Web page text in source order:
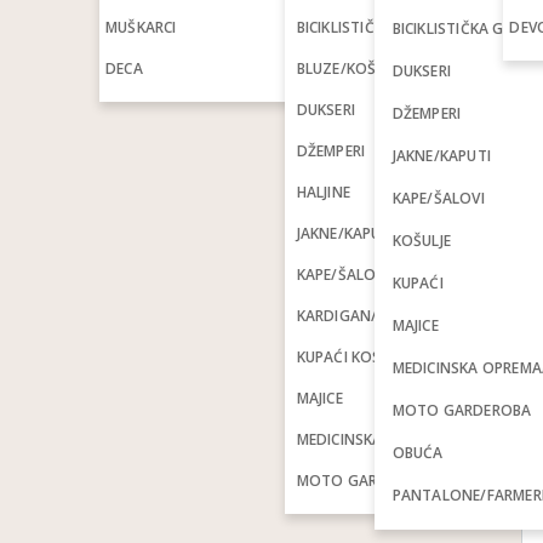
MUŠKARCI
DECA
BICIKLISTIČKA GARDEROBA
BLUZE/KOŠULJE
DUKSERI
DŽEMPERI
HALJINE
JAKNE/KAPUTI
KAPE/ŠALOVI
KARDIGAN/PONČO
KUPAĆI KOSTIMI
MAJICE
MEDICINSKA OPREMA/ORTOZE
MOTO GARDEROBA
BICIKLISTIČKA
DUKSERI
DŽEMPERI
JAKNE/KAPUTI
KAPE/ŠALOVI
KOŠULJE
KUPAĆI
MAJICE
MEDICINSKA
MOTO GARDEROBA
OBUĆA
PANTALONE/